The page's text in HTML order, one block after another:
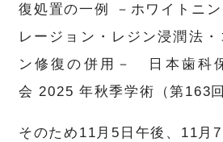
復処置の一例 －ホワイトニ
レージョン・レジン浸潤法・
ン修復の併用－ 日本歯科
会2025年秋季学術（第163
そのため11月5日午後、11月